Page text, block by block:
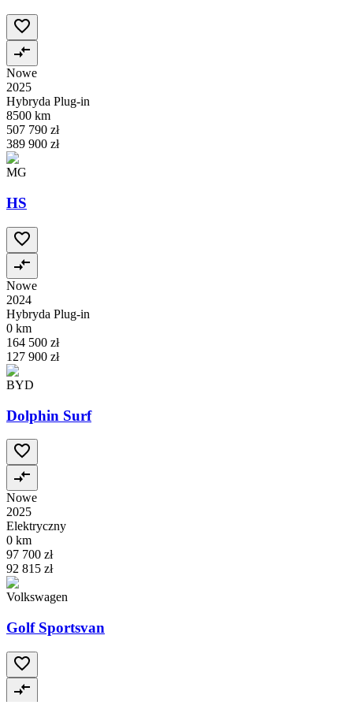
Nowe
2025
Hybryda Plug-in
8500 km
507 790 zł
389 900 zł
MG
HS
Nowe
2024
Hybryda Plug-in
0 km
164 500 zł
127 900 zł
BYD
Dolphin Surf
Nowe
2025
Elektryczny
0 km
97 700 zł
92 815 zł
Volkswagen
Golf Sportsvan